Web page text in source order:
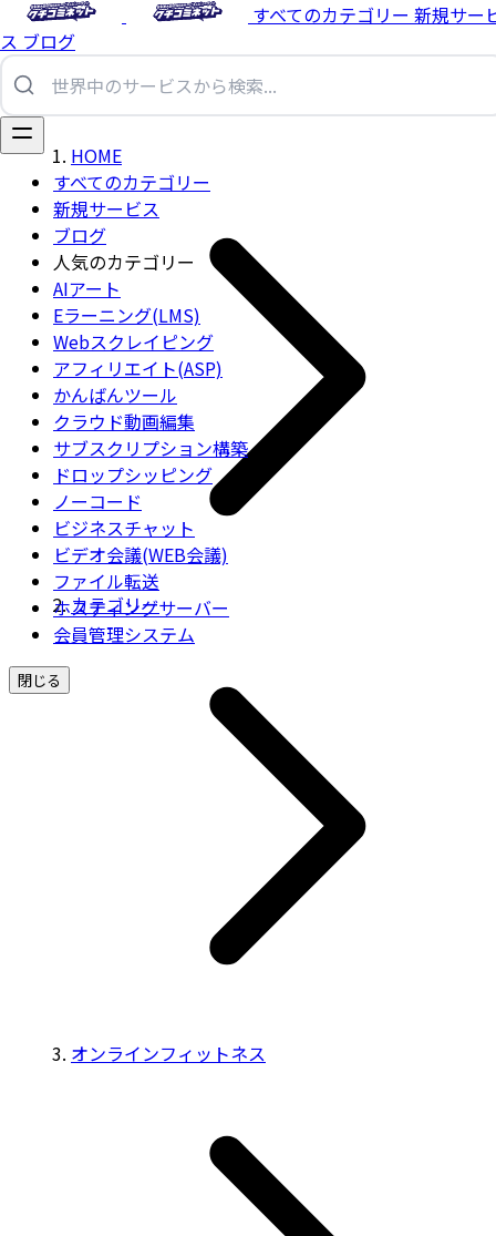
すべてのカテゴリー 新規サー
ス ブログ
すべてのカテゴリー
新規サービス
ブログ
人気のカテゴリー
AIアート
Eラーニング(LMS)
Webスクレイピング
アフィリエイト(ASP)
かんばんツール
クラウド動画編集
サブスクリプション構築
ドロップシッピング
ノーコード
ビジネスチャット
ビデオ会議(WEB会議)
ファイル転送
ホスティングサーバー
会員管理システム
閉じる
HOME
カテゴリー
オンラインフィットネス